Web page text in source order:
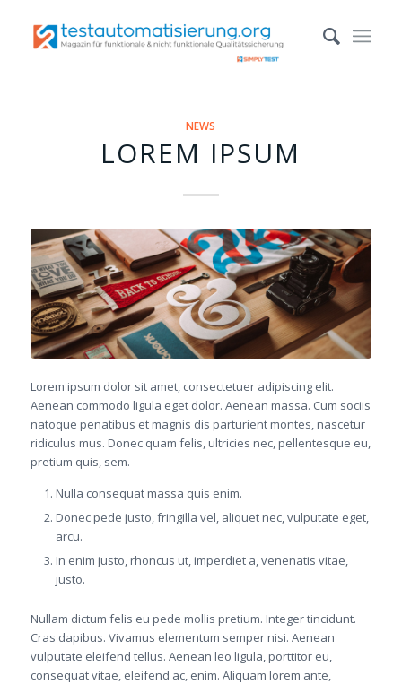
NEWS
LOREM IPSUM
Lorem ipsum dolor sit amet, consectetuer adipiscing elit.
Aenean commodo ligula eget dolor. Aenean massa. Cum sociis
natoque penatibus et magnis dis parturient montes, nascetur
ridiculus mus. Donec quam felis, ultricies nec, pellentesque eu,
pretium quis, sem.
Nulla consequat massa quis enim.
Donec pede justo, fringilla vel, aliquet nec, vulputate eget,
arcu.
In enim justo, rhoncus ut, imperdiet a, venenatis vitae,
justo.
Nullam dictum felis eu pede mollis pretium. Integer tincidunt.
Cras dapibus. Vivamus elementum semper nisi. Aenean
vulputate eleifend tellus. Aenean leo ligula, porttitor eu,
consequat vitae, eleifend ac, enim. Aliquam lorem ante,